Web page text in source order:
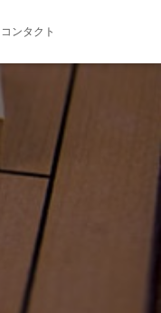
コンタクト